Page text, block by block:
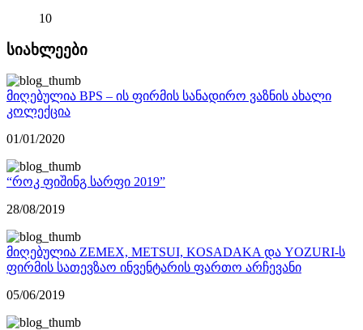
10
სიახლეები
მიღებულია BPS – ის ფირმის სანადირო ვაზნის ახალი
კოლექცია
01/01/2020
“როკ ფიშინგ სარფი 2019”
28/08/2019
მიღებულია ZEMEX, METSUI, KOSADAKA და YOZURI-ს
ფირმის სათევზაო ინვენტარის ფართო არჩევანი
05/06/2019